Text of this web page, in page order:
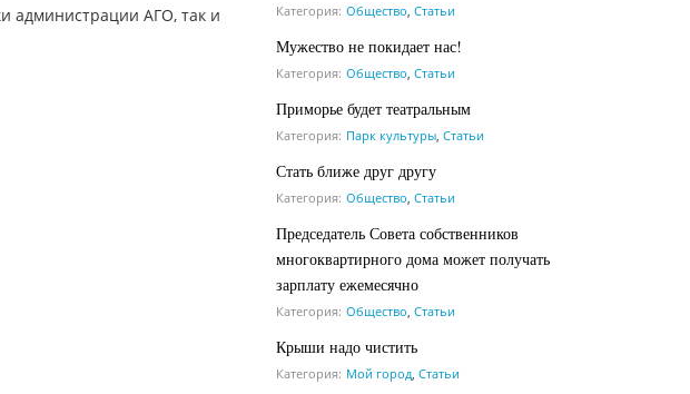
администрации АГО, так и
Категория: Общество Статьи
Мужество не покидает нас!
Категория: Общество Статьи
Приморье будет театральным
Категория: Парк культуры Статьи
Стать ближе друг другу
Категория: Общество Статьи
Председатель Совета собственников
многоквартирного дома может получать
зарплату ежемесячно
Категория: Общество Статьи
Крыши надо чистить
Категория: Мой город Статьи